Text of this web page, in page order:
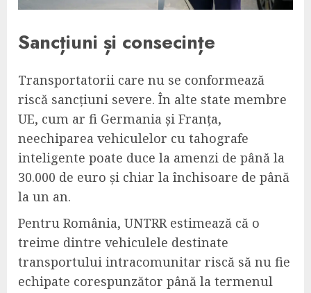
Sancțiuni și consecințe
Transportatorii care nu se conformează
riscă sancțiuni severe. În alte state membre
UE, cum ar fi Germania și Franța,
neechiparea vehiculelor cu tahografe
inteligente poate duce la amenzi de până la
30.000 de euro și chiar la închisoare de până
la un an.
Pentru România, UNTRR estimează că o
treime dintre vehiculele destinate
transportului intracomunitar riscă să nu fie
echipate corespunzător până la termenul